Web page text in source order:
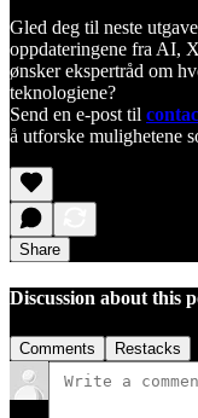
Gled deg til neste
oppdateringene fra AI,
ønsker ekspertråd om
teknologiene?
Send en e-post til
å utforske mulighetene
Share
Discussion about this
Comments Restacks